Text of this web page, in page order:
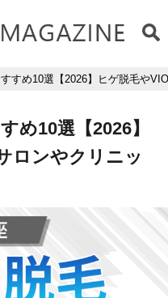
すめ10選【2026】ヒゲ脱毛や
め10選【2026】
ロンやクリニッ